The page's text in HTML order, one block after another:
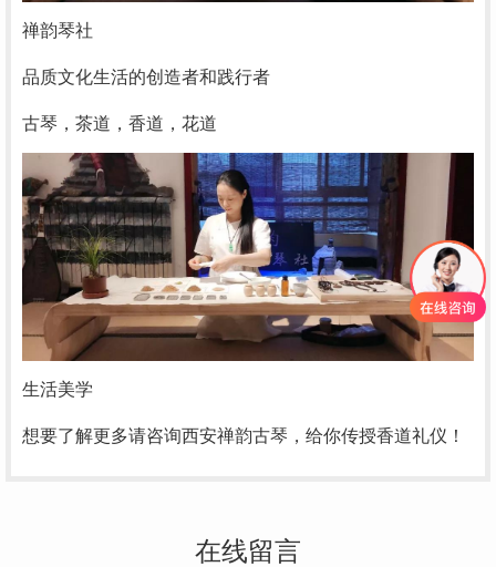
禅韵琴社
品质文化生活的创造者和践行者
古琴，茶道，香道，花道
生活美学
想要了解更多请咨询西安禅韵古琴，给你传授香道礼仪！
在线留言